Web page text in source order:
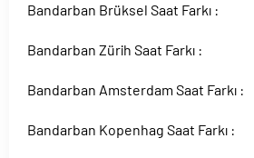
Bandarban Brüksel Saat Farkı :
Bandarban Zürih Saat Farkı :
Bandarban Amsterdam Saat Farkı :
Bandarban Kopenhag Saat Farkı :